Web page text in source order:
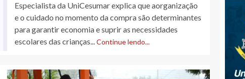
Especialista da UniCesumar explica que aorganização
e o cuidado no momento da compra são determinantes
para garantir economia e suprir as necessidades
escolares das crianças...Continue lendo...